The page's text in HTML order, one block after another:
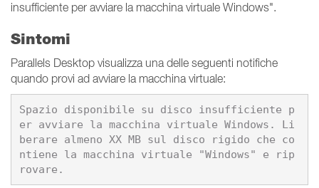
insufficiente per avviare la macchina virtuale Windows".
Sintomi
Parallels Desktop visualizza una delle seguenti notifiche
quando provi ad avviare la macchina virtuale:
Spazio disponibile su disco insufficiente p
er avviare la macchina virtuale Windows. Li
berare almeno XX MB sul disco rigido che co
ntiene la macchina virtuale "Windows" e rip
rovare.